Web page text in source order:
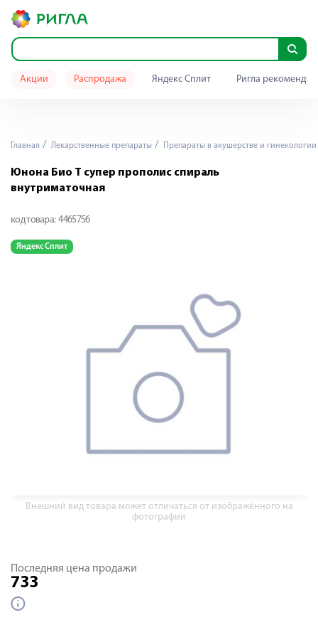
Акции Распродажа Яндекс Сплит Ригла
Главная Лекарственные препараты Препараты в акушерстве и гинекологии
Юнона Био Т супер прополис спираль
внутриматочная
код товара: 4465756
Яндекс Сплит
Внешний вид товара может отличаться от изображённого на
фотографии
Последняя цена продажи
733